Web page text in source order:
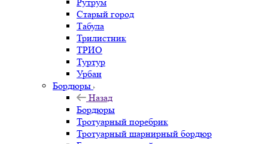
Старый город
Табула
Трилистник
ТРИО
Туртур
Урбан
Бордюры
Назад
Бордюры
Тротуарный поребрик
Тротуарный шарнирный бордюр